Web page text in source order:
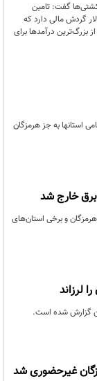
سوخت کشتی‌ها گفت: تامین
سالیانه حدود ۲۲ میلیارد دلار گردش مالی دارد که
از بزرگ‌ترین درآمدها برای
نهایی روز سه شنبه (۳۰ تیر) در تمامی استانها به جز هرمزگان
برق خارج شد
و برخی استان‌های
غیرحضوری شد